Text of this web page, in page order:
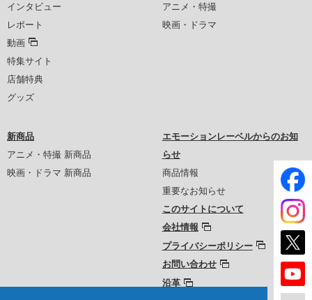
インタビュー
レポート
動画
特集サイト
店舗特典
グッズ
アニメ・特撮
映画・ドラマ
新商品
アニメ・特撮 新商品
映画・ドラマ 新商品
エモーションレーベルからのお知
らせ
商品情報
重要なお知らせ
このサイトについて
会社情報
プライバシーポリシー
お問い合わせ
沿革